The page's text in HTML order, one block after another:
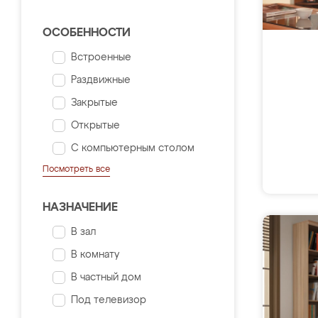
ОСОБЕННОСТИ
Встроенные
Раздвижные
Закрытые
Открытые
С компьютерным столом
Посмотреть все
НАЗНАЧЕНИЕ
В зал
В комнату
В частный дом
Под телевизор